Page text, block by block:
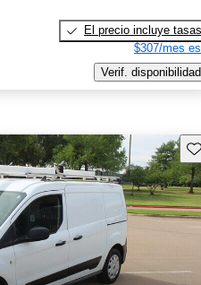
El precio incluye tasas
$307/mes
Verif. disponibilidad